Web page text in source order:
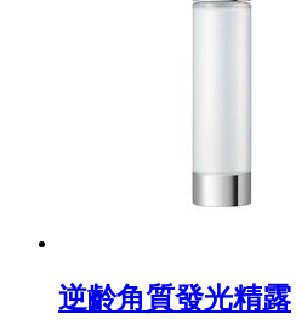
逆齡角質發光精露